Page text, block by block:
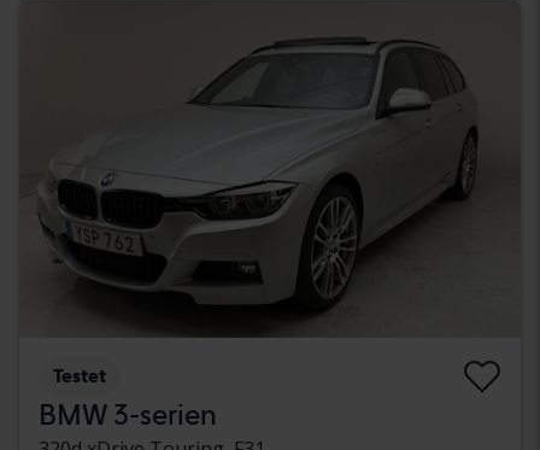
Testet
BMW 3-serien